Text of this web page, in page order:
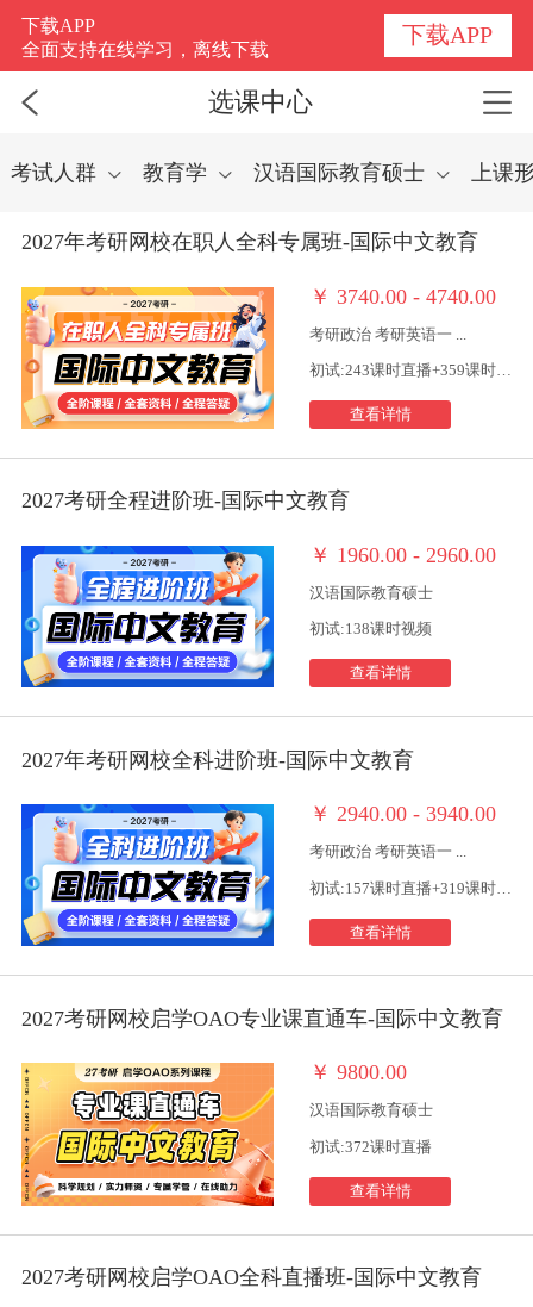
考试人群 教育学 汉语国际教育硕士 上课
2027年考研网校在职人全科专属班-国际中文教育
￥ 3740.00 - 4740.00
考研政治 考研英语一 ...
初试:243课时直播+359课时视频
查看详情
2027考研全程进阶班-国际中文教育
￥ 1960.00 - 2960.00
汉语国际教育硕士
初试:138课时视频
查看详情
2027年考研网校全科进阶班-国际中文教育
￥ 2940.00 - 3940.00
考研政治 考研英语一 ...
初试:157课时直播+319课时视频
查看详情
2027考研网校启学OAO专业课直通车-国际中文教育
￥ 9800.00
汉语国际教育硕士
初试:372课时直播
查看详情
2027考研网校启学OAO全科直播班-国际中文教育
下载APP
全面支持在线学习，离线下载
下载APP
选课中心